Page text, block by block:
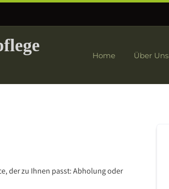
Home Über Uns
der zu Ihnen passt: Abholung oder